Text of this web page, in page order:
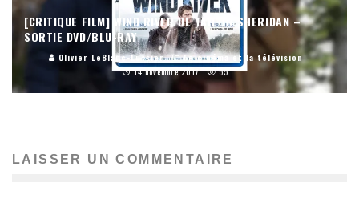
[CRITIQUE FILM] WIND RIVER DE TAYLOR SHERIDAN –
SORTIE DVD/BLU-RAY
Olivier LeBlanc-Lussier
Le cinéma et la télévision
14 novembre 2017
55
LAISSER UN COMMENTAIRE